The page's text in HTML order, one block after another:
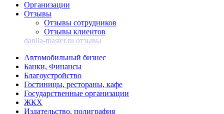
Организации
Отзывы
Отзывы сотрудников
Отзывы клиентов
danila-master.ru отзывы
Автомобильный бизнес
Банки, Финансы
Благоустройство
Гостиницы, рестораны, кафе
Государственные организации
ЖКХ
Издательство, полиграфия